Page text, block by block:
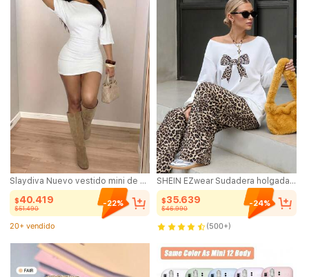
Slaydiva Nuevo vestido mini de mujer de cintura estrecha con un hombro, de estilo casual y sexy, con ojales y cordón en la cintura. Adecuado para uso diario, vacaciones, viajes, citas, temporada de bodas, invitados de boda, playa, estilo occidental, nómada, casual, uso en el aeropuerto, brunch, vuelta al colegio, estilo bohemio.
$40.419
$51.490
-22%
20+ vendido
SHEIN EZwear Sudadera holgada de manga larga delgada con estampado de leopardo y lazo, en color blanco, para mujer, para otoño/invierno
$35.639
$46.990
-24%
60+ vendido
(500+)